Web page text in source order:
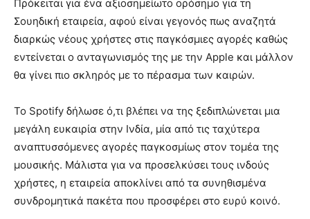
Πρόκειται για ένα αξιοσημείωτο ορόσημο για τη
Σουηδική εταιρεία, αφού είναι γεγονός πως αναζητά
διαρκώς νέους χρήστες στις παγκόσμιες αγορές καθώς
εντείνεται ο ανταγωνισμός της με την Apple και μάλλον
θα γίνει πιο σκληρός με το πέρασμα των καιρών.
Το Spotify δήλωσε ό,τι βλέπει να της ξεδιπλώνεται μια
μεγάλη ευκαιρία στην Ινδία, μία από τις ταχύτερα
αναπτυσσόμενες αγορές παγκοσμίως στον τομέα της
μουσικής. Μάλιστα για να προσελκύσει τους ινδούς
χρήστες, η εταιρεία αποκλίνει από τα συνηθισμένα
συνδρομητικά πακέτα που προσφέρει στο ευρύ κοινό.